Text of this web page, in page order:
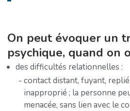
On peut évoquer un
psychique, quand on
des difficultés relationnelles :
contact distant, fuyant,
inapproprié ; la personne
menacée, sans lien avec le